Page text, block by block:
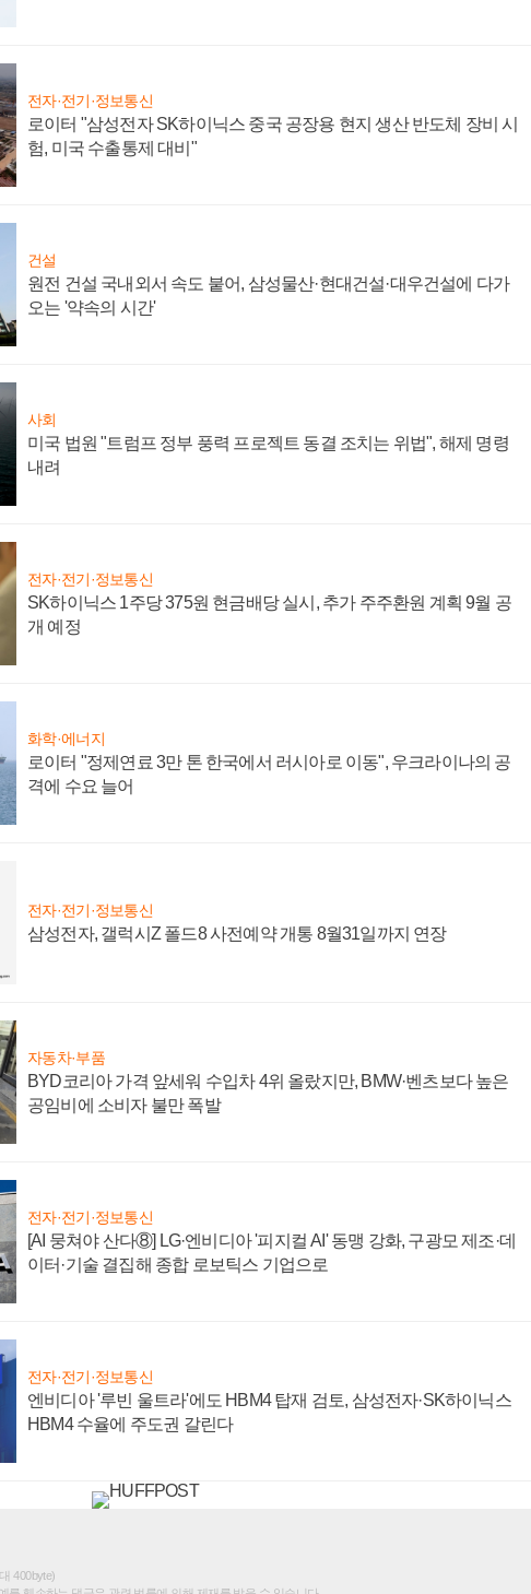
전자·전기·정보통신
로이터 "삼성전자 SK하이닉스 중국 공장용 현지 생산 반도체 장비 시
험, 미국 수출통제 대비"
건설
원전 건설 국내외서 속도 붙어, 삼성물산·현대건설·대우건설에 다가
오는 '약속의 시간'
사회
미국 법원 "트럼프 정부 풍력 프로젝트 동결 조치는 위법", 해제 명령
내려
전자·전기·정보통신
SK하이닉스 1주당 375원 현금배당 실시, 추가 주주환원 계획 9월 공
개 예정
화학·에너지
로이터 "정제연료 3만 톤 한국에서 러시아로 이동", 우크라이나의 공
격에 수요 늘어
전자·전기·정보통신
삼성전자, 갤럭시Z 폴드8 사전예약 개통 8월31일까지 연장
자동차·부품
BYD코리아 가격 앞세워 수입차 4위 올랐지만, BMW·벤츠보다 높은
공임비에 소비자 불만 폭발
전자·전기·정보통신
[AI 뭉쳐야 산다⑧] LG·엔비디아 '피지컬 AI' 동맹 강화, 구광모 제조·데
이터·기술 결집해 종합 로보틱스 기업으로
전자·전기·정보통신
엔비디아 '루빈 울트라'에도 HBM4 탑재 검토, 삼성전자·SK하이닉스
HBM4 수율에 주도권 갈린다
400byte)